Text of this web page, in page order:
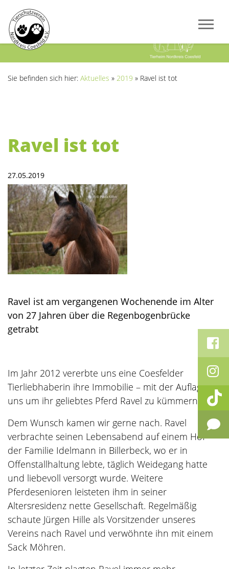
Sie befinden sich hier: Aktuelles » 2019 » Ravel ist tot
Ravel ist tot
27.05.2019
Ravel ist am vergangenen Wochenende im Alter
von 27 Jahren über die Regenbogenbrücke
getrabt
Im Jahr 2012 vererbte uns eine Coesfelder
Tierliebhaberin ihre Immobilie – mit der Auflage,
uns um ihr geliebtes Pferd Ravel zu kümmern.
Dem Wunsch kamen wir gerne nach. Ravel
verbrachte seinen Lebensabend auf einem Hof
der Familie Idelmann in Billerbeck, wo er in
Offenstallhaltung lebte, täglich Weidegang hatte
und liebevoll versorgt wurde. Weitere
Pferdesenioren leisteten ihm in seiner
Altersresidenz nette Gesellschaft. Regelmäßig
schaute Jürgen Hille als Vorsitzender unseres
Vereins nach Ravel und verwöhnte ihn mit einem
Sack Möhren.